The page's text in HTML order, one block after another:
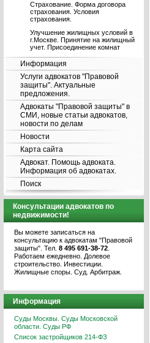
Страхование. Форма договора
страхования. Условия
страхования.
Улучшение жилищных условий в
г.Москве. Принятие на жилищный
учет. Присоединение комнат
Информация
Услуги адвокатов "Правовой
защиты". Актуальные
предложения.
Адвокаты "Правовой защиты" в
СМИ, новые статьи адвокатов,
новости по делам
Новости
Карта сайта
Адвокат. Помощь адвоката.
Информация об адвокатах.
Поиск
Консультации адвокатов по
недвижимости!
Вы можете записаться на
консультацию к адвокатам "Правовой
защиты". Тел. 8 495 691-38-72
Работаем ежедневно. Долевое
строительство. Инвестиции.
Жилищные споры. Суд. Арбитраж.
Информация
Суды Москвы. Суды Московской
области. Суды РФ
Список застройщиков 214-ФЗ